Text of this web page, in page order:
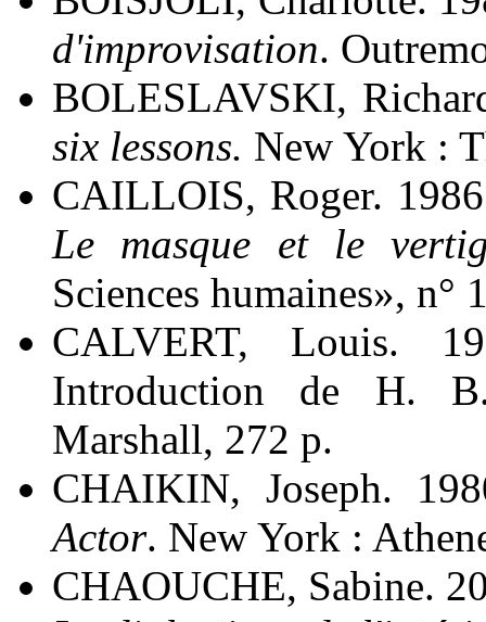
d'improvisation.
BOLESLAVSKI,
six lessons. New York :
CAILLOIS, Roger.
Le masque et le
Sciences humaines», n°
CALVERT, Louis.
Introduction de H.
Marshall, 272 p.
CHAIKIN, Joseph.
Actor. New York :
CHAOUCHE, Sabine.